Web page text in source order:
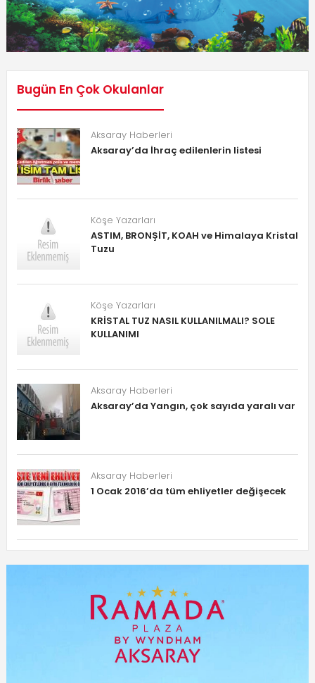
Bugün En Çok Okulanlar
Aksaray Haberleri
Aksaray’da İhraç edilenlerin listesi
Köşe Yazarları
ASTIM, BRONŞİT, KOAH ve Himalaya Kristal
Tuzu
Köşe Yazarları
KRİSTAL TUZ NASIL KULLANILMALI? SOLE
KULLANIMI
Aksaray Haberleri
Aksaray’da Yangın, çok sayıda yaralı var
Aksaray Haberleri
1 Ocak 2016’da tüm ehliyetler değişecek